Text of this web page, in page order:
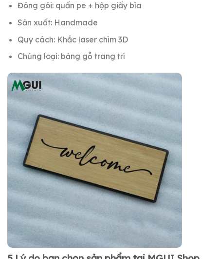
Đóng gói: quấn pe + hộp giấy bìa
Sản xuất: Handmade
Quy cách: Khắc laser chìm 3D
Chủng loại: bảng gỗ trang trí